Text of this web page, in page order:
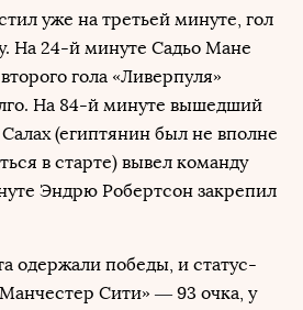
уже на третьей минуте, гол
На 24-й минуте Садьо Мане
гола «Ливерпуля»
На 84-й минуте вышедший
(египтянин был не вполне
в старте) вывел команду
Эндрю Робертсон закрепил
одержали победы, и статус-
Сити» — 93 очка, у